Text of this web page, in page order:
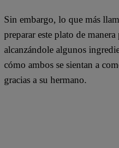
Sin embargo, lo que más
preparar este plato de
alcanzándole algunos
cómo ambos se sientan a
gracias a su hermano.